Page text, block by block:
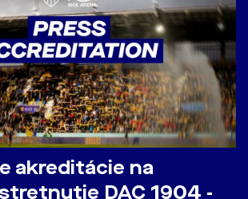
akreditácie na
DAC 1904 -